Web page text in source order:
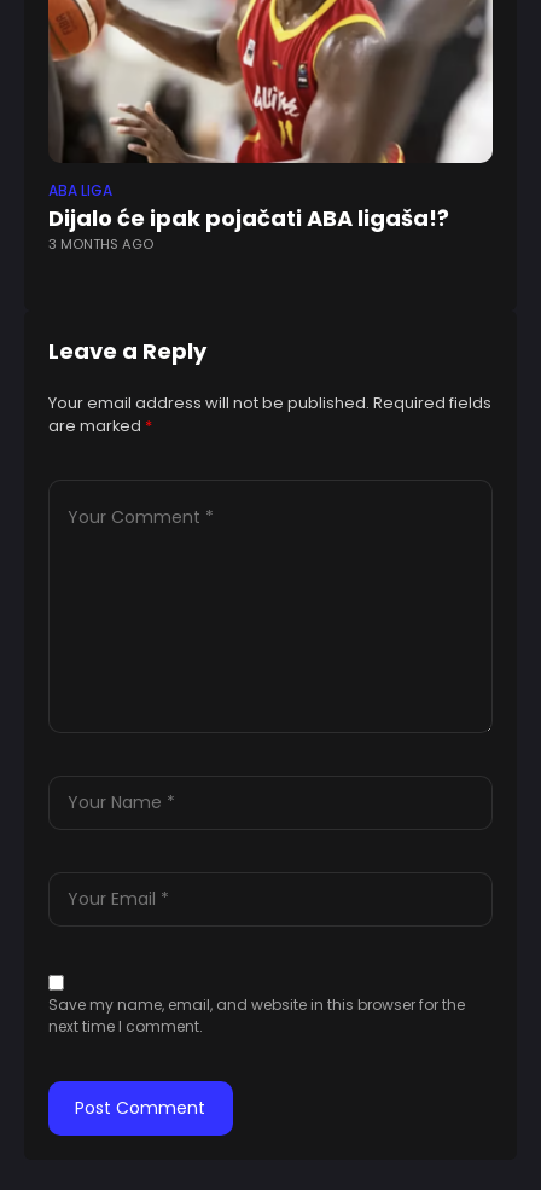
ABA LIGA
Dijalo će ipak pojačati ABA ligaša!?
3 MONTHS AGO
Leave a Reply
Your email address will not be published. Required fields
are marked *
Save my name, email, and website in this browser for the
next time I comment.